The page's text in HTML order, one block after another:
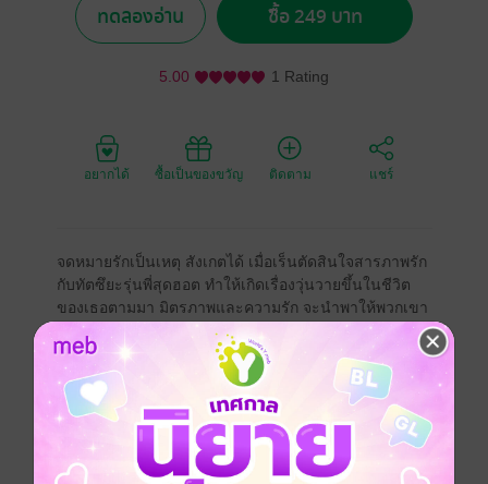
ทดลองอ่าน ซื้อ 249 บาท
5.00 1 Rating
อยากได้ ซื้อเป็นของขวัญ ติดตาม แชร์
จดหมายรักเป็นเหตุ สังเกตได้ เมื่อเร็นตัดสินใจสารภาพรัก
กับทัตซึยะรุ่นพี่สุดฮอต ทำให้เกิดเรื่องวุ่นวายขึ้นในชีวิต
ของเธอตามมา มิตรภาพและความรัก จะนำพาให้พวกเขา
ผ่านพ้นอุปสรรคไปได้หรือไม่ ต้องมาติดตามไปพร้อมกัน
รักวัยรุ่น โรแมนติก แอบรัก มัธยม ญี่ปุ่น
ประเภทไฟล์ pdf, epub (สารบัญ)